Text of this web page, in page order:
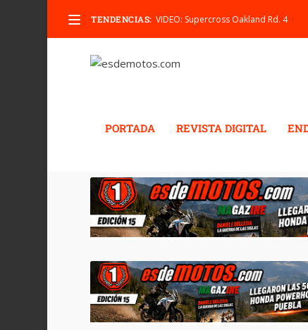
TENDENCIAS: VIDEO: Supercross Oakland Rd. 4
PORTADA REVISTA DIGITAL